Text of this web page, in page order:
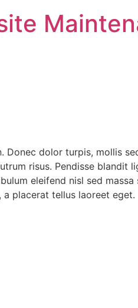
Donec dolor turpis, mollis
risus. Pendisse
eleifend nisl sed
a placerat tellus laoreet eget.